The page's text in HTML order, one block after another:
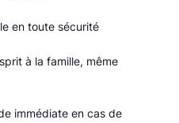
en toute sécurité
à la famille, même
immédiate en cas de